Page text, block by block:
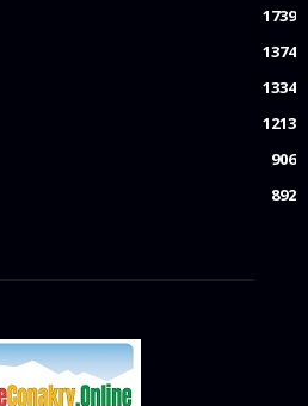
1739
1374
1334
1213
906
892